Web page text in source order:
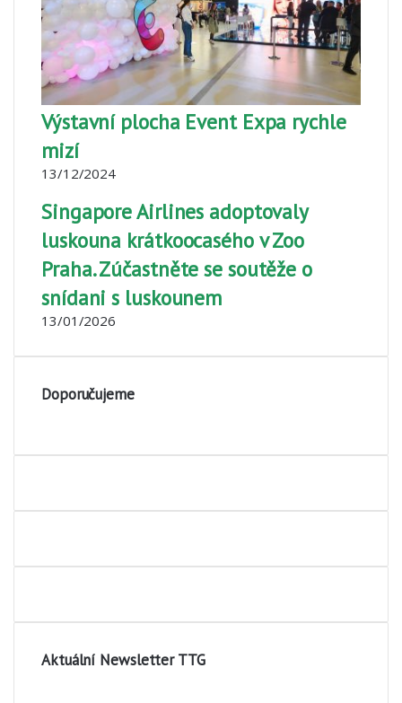
Výstavní plocha Event Expa rychle
mizí
13/12/2024
Singapore Airlines adoptovaly
luskouna krátkoocasého v Zoo
Praha. Zúčastněte se soutěže o
snídani s luskounem
13/01/2026
Doporučujeme
Aktuální Newsletter TTG